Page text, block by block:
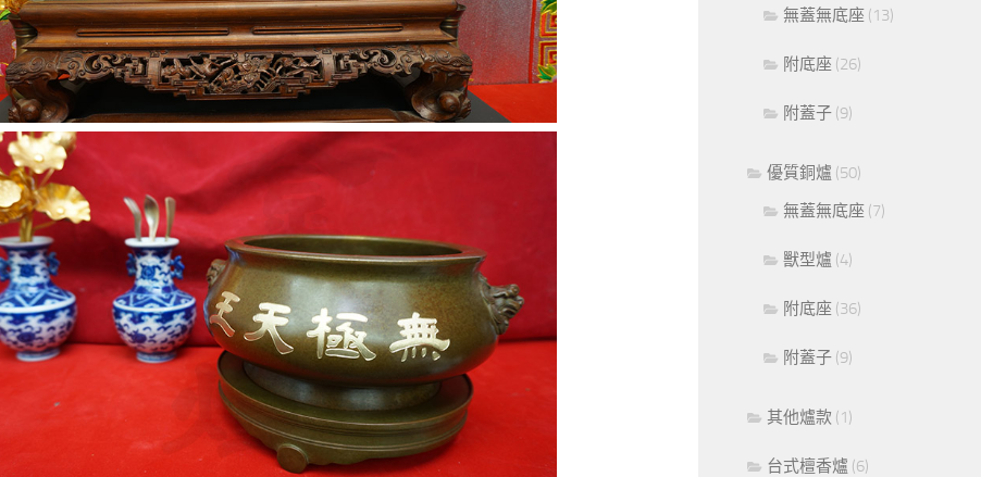
無蓋無底座 (13)
附底座 (26)
附蓋子 (9)
優質銅爐 (50)
無蓋無底座 (7)
獸型爐 (4)
附底座 (36)
附蓋子 (9)
其他爐款 (1)
台式檀香爐 (6)